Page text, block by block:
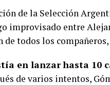
de la Selección
improvisado entre
de todos los
en lanzar hasta 10
de varios intentos,